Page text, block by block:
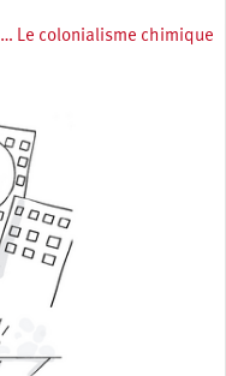
Le colonialisme chimique